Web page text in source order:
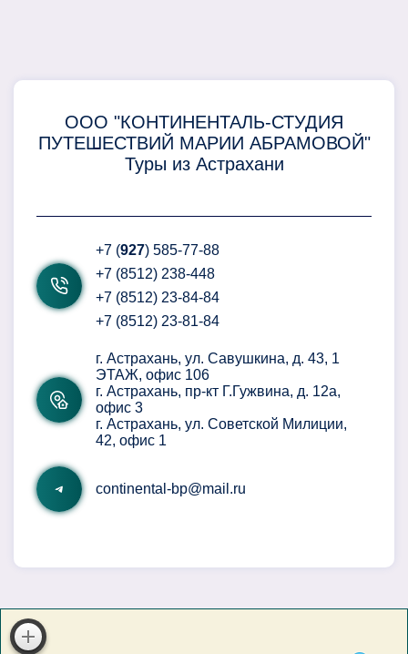
ООО "КОНТИНЕНТАЛЬ-СТУДИЯ
ПУТЕШЕСТВИЙ МАРИИ АБРАМОВОЙ"
Туры из Астрахани
+7 (927) 585-77-88
+7 (8512) 238-448
+7 (8512) 23-84-84
+7 (8512) 23-81-84
г. Астрахань, ул. Савушкина, д. 43, 1
ЭТАЖ, офис 106
г. Астрахань, пр-кт Г.Гужвина, д. 12а,
офис 3
г. Астрахань, ул. Советской Милиции,
42, офис 1
continental-bp@mail.ru